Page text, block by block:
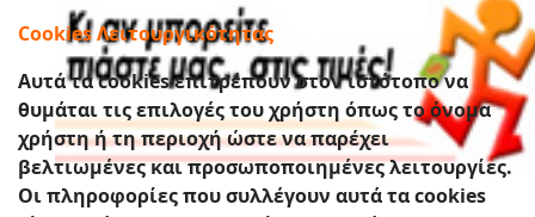
Οι καλύτερες τιμές της Ελληνικής αγοράς !
Cookies Λειτουργικότητας
Αυτά τα cookies επιτρέπουν στον ιστότοπο να
θυμάται τις επιλογές του χρήστη όπως το όνομα
χρήστη ή τη περιοχή ώστε να παρέχει
βελτιωμένες και προσωποποιημένες λειτουργίες.
Οι πληροφορίες που συλλέγουν αυτά τα cookies